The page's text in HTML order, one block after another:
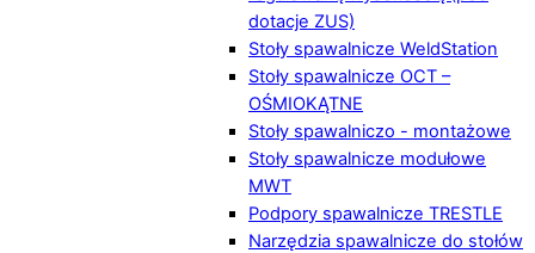
dotacje ZUS)
Stoły spawalnicze WeldStation
Stoły spawalnicze OCT –
OŚMIOKĄTNE
Stoły spawalniczo - montażowe
Stoły spawalnicze modułowe
MWT
Podpory spawalnicze TRESTLE
Narzędzia spawalnicze do stołów